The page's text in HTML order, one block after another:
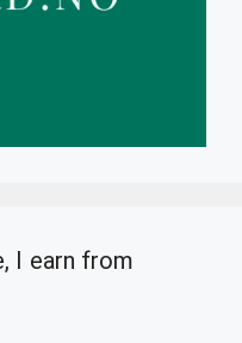
I earn from